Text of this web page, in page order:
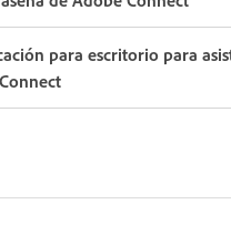
para escritorio para